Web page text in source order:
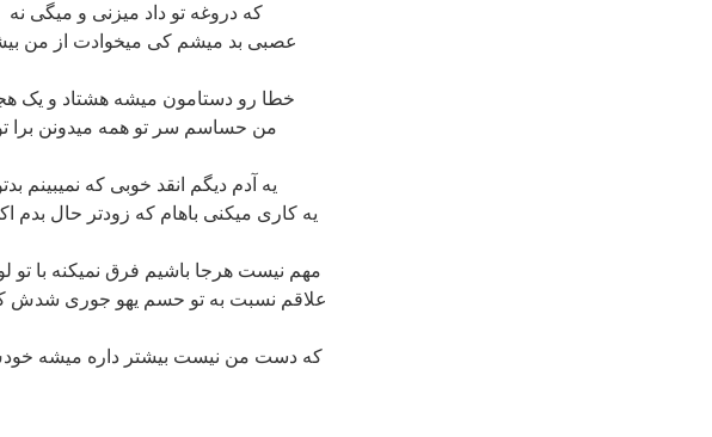
که دروغه تو داد میزنی و میگی نه
عصبی بد میشم کی میخوادت از من
خطا رو دستامون میشه هشتاد و یک
من حساسم سر تو همه میدونن برا
یه آدم دیگم انقد خوبی که نمیبینم
یه کاری میکنی باهام که زودتر حال بدم
مهم نیست هرجا باشیم فرق نمیکنه با تو
علاقم نسبت به تو حسم یهو جوری شدش که
که دست من نیست بیشتر داره میشه